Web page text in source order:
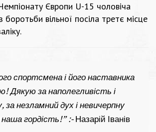
Європи U-15 чоловіча
боротьби вільної посіла третє місце
спортсмена і його наставника
Дякую за наполегливість і
за незламний дух і невичерпну
гордість!” :-Назарій Іванів